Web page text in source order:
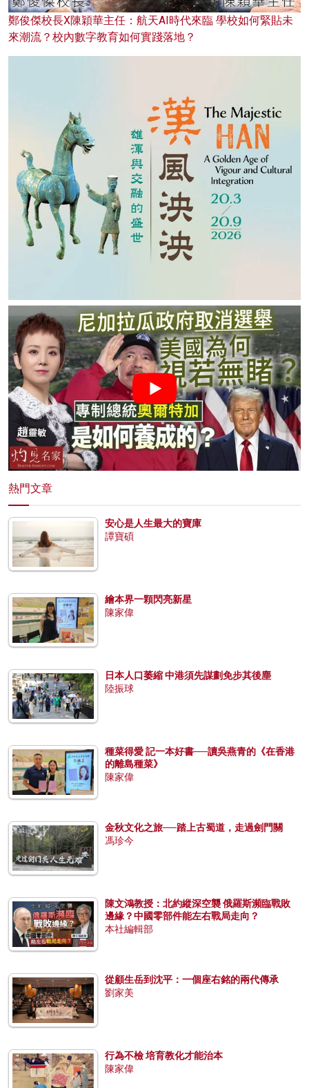
鄭俊傑校長X陳穎華主任：航天AI時代來臨 學校如何緊貼未
來潮流？校內數字教育如何實踐落地？
熱門文章
安心是人生最大的寶庫
譚寶碩
繪本界一顆閃亮新星
陳家偉
日本人口萎縮 中港須先謀劃免步其後塵
陸振球
種菜得愛 記一本好書──讀吳燕青的《在香港
的離島種菜》
陳家偉
金秋文化之旅──踏上古蜀道，走過劍門關
馮珍今
陳文鴻教授：北約縱深空襲 俄羅斯瀕臨戰敗
邊緣？中國零部件能左右戰局走向？
本社編輯部
從顧生岳到沈平：一個座右銘的兩代傳承
劉家美
行為不檢 培育教化才能治本
陳家偉